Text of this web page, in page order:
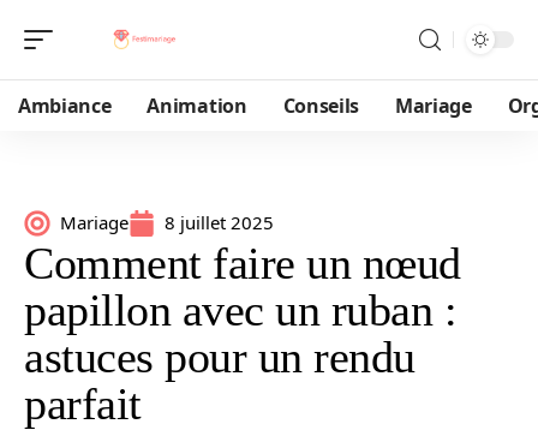
Ambiance Animation Conseils Mariage
Mariage 8 juillet 2025
Comment faire un nœud
papillon avec un ruban :
astuces pour un rendu
parfait